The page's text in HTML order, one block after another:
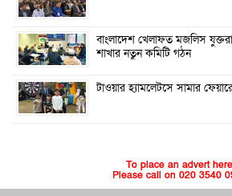
বাংলাদেশ খেলাফত মজলিস
শাখার নতুন কমিটি গঠন
টাওয়ার হ্যামলেটসে সামার
To place an advert
Please call on 020 3540